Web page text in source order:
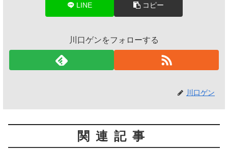
LINE コピー
川口ゲンをフォローする
川口ゲン
関連記事